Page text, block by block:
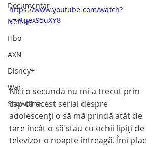
Documentar
Netflix
Hbo
AXN
Disney+
War
Showtime
https://www.youtube.com/watch?
v=7tqex95uXY8
Nici o secundă nu mi-a trecut prin
cap că acest serial despre
adolescenți o să mă prindă atât de
tare încât o să stau cu ochii lipiți de
televizor o noapte întreagă. Îmi plac